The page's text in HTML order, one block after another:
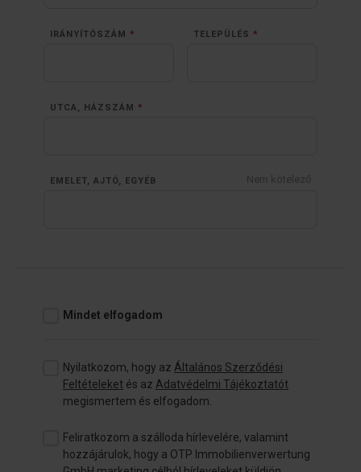
IRÁNYÍTÓSZÁM * TELEPÜLÉS *
UTCA, HÁZSZÁM *
EMELET, AJTÓ, EGYÉB Nem kötelező
Mindet elfogadom
Nyilatkozom, hogy az Általános Szerződési
Feltételeket és az Adatvédelmi Tájékoztatót
megismertem és elfogadom.
Feliratkozom a szálloda hírlevelére, valamint
hozzájárulok, hogy a OTP Immobilienverwertung